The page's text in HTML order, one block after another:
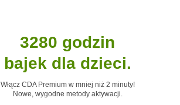
3280 godzin
bajek dla dzieci.
Włącz CDA Premium w mniej niż 2 minuty!
Nowe, wygodne metody aktywacji.